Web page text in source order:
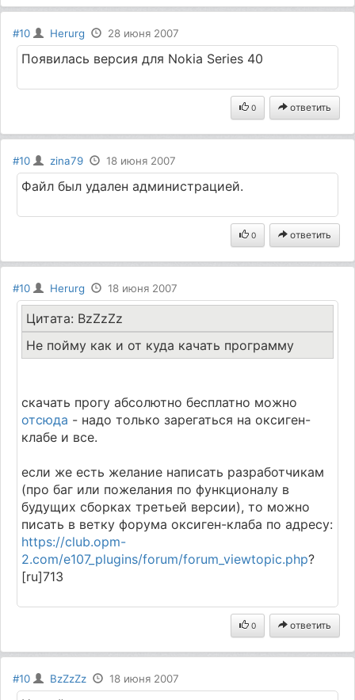
#10 Herurg 28 июня 2007
Появилась версия для Nokia Series 40
0 ответить
#10 zina79 18 июня 2007
Файл был удален администрацией.
0 ответить
#10 Herurg 18 июня 2007
Цитата: BzZzZz
Не пойму как и от куда качать программу
скачать прогу абсолютно бесплатно можно
отсюда - надо только зарегаться на оксиген-
клабе и все.
если же есть желание написать разработчикам
(про баг или пожелания по функционалу в
будущих сборках третьей версии), то можно
писать в ветку форума оксиген-клаба по адресу:
https://club.opm-
2.com/e107_plugins/forum/forum_viewtopic.php?
[ru]713
0 ответить
#10 BzZzZz 18 июня 2007